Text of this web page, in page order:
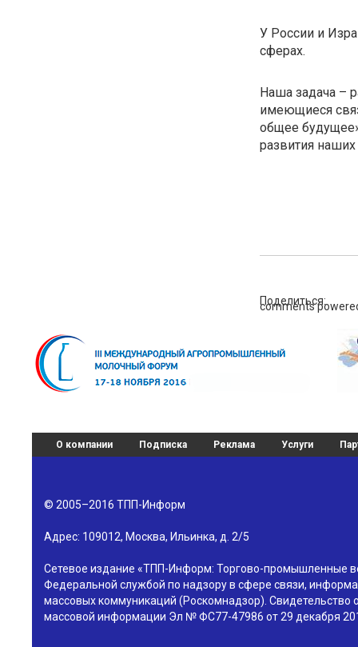
У России и
сферах.
Наша задача –
имеющиеся
общее
развития
Поделиться:
comments
О компании Подписка Реклама Услуги
© 2005–2016 ТПП-Информ
Адрес: 109012, Москва, Ильинка, д. 2/5
Сетевое издание «ТПП-Информ: Торгово-промышленные
Федеральной службой по надзору в сфере связи,
массовых коммуникаций (Роскомнадзор). Свидетельство
массовой информации Эл № ФС77-47986 от 29 декабря